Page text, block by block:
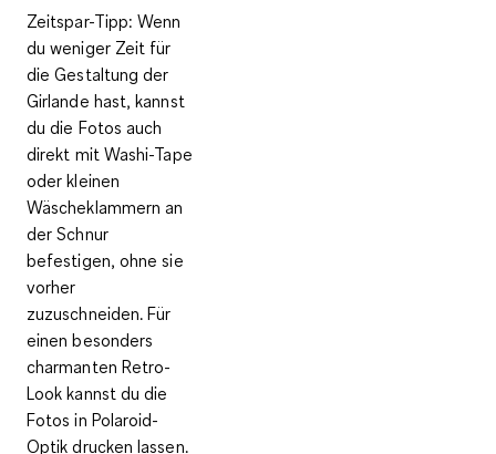
Zeitspar-Tipp:Wenn
du weniger Zeit für
die Gestaltung der
Girlande hast, kannst
du die Fotos auch
direkt mit Washi-Tape
oder kleinen
Wäscheklammern an
der Schnur
befestigen, ohne sie
vorher
zuzuschneiden.Für
einen besonders
charmanten Retro-
Look kannst du die
Fotos in Polaroid-
Optik drucken lassen.